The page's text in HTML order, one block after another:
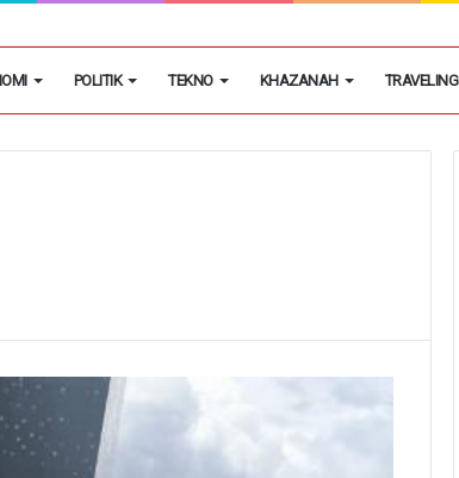
Peredaran 46 Juta Obat Keras Ilegal
POLITIK TEKNO KHAZANAH TRAVELING